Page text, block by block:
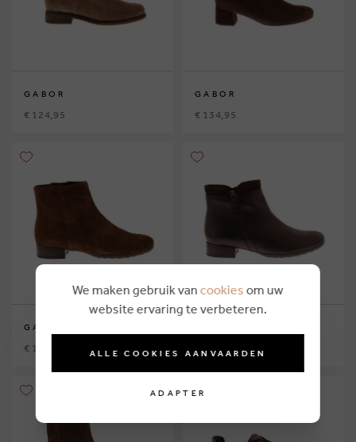
GABOR
€ 124,95
GABOR
€ 134,95
GABOR
€ 124,95 € 124,95
We maken gebruik van cookies om uw
website ervaring te verbeteren.
ALLE COOKIES AANVAARDEN
ADAPTER